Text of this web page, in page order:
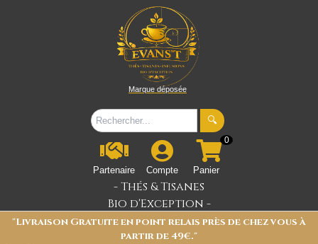
Marque déposée
🔍
Partenaire Compte
0
Panier
- Thés & Tisanes
Bio d'Exception -
"Livraison Gratuite en point relais près de chez vous à
partir de 49€."